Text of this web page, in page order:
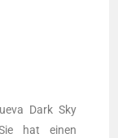
Dark Sky
hat einen